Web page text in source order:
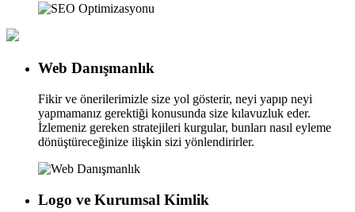
Web Danışmanlık
Fikir ve önerilerimizle size yol gösterir, neyi yapıp neyi
yapmamanız gerektiği konusunda size kılavuzluk eder.
İzlemeniz gereken stratejileri kurgular, bunları nasıl eyleme
dönüştüreceğinize ilişkin sizi yönlendirirler.
Logo ve Kurumsal Kimlik